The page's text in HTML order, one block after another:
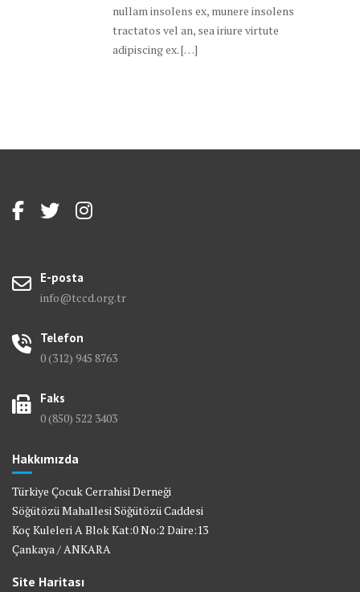
nullam insolens ex, munere insolens
tractatos vel an, sea iriure virtute
adipiscing ex. […]
E-posta
info@tccd.org.tr
Telefon
0 (312) 945 8763
Faks
0 (850) 522 3403
Hakkımızda
Türkiye Çocuk Cerrahisi Derneği
Söğütözü Mahallesi Söğütözü Caddesi
Koç Kuleleri A Blok Kat:0 No:2 Daire:13
Çankaya / ANKARA
Site Haritası